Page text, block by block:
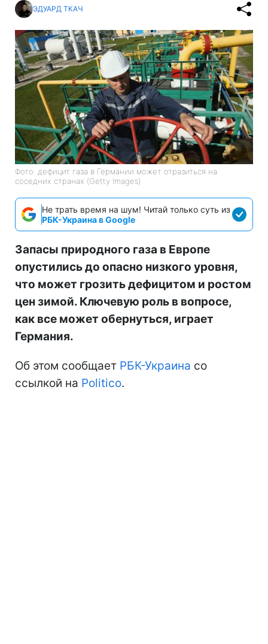
ЭДУАРД ТКАЧ
Фото: дефицит газа в Германии может отразиться на
соседних странах (Getty Images)
Не трать время на шум! Читай только суть из
РБК-Украина в Google
Запасы природного газа в Европе
опустились до опасно низкого уровня,
что может грозить дефицитом и ростом
цен зимой. Ключевую роль в вопросе,
как все может обернуться, играет
Германия.
Об этом сообщает РБК-Украина со
ссылкой на Politico.